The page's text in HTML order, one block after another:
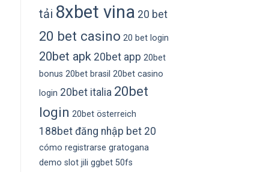
tải 8xbet vina 20 bet
20 bet casino 20 bet login
20bet apk 20bet app 20bet
bonus 20bet brasil 20bet casino
login 20bet italia 20bet
login 20bet österreich
188bet đăng nhập bet 20
cómo registrarse gratogana
demo slot jili ggbet 50fs